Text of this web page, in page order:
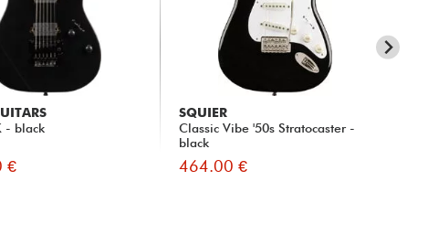
- black
€
SQUIER
Classic Vibe '50s Stratocaster -
black
464.00 €